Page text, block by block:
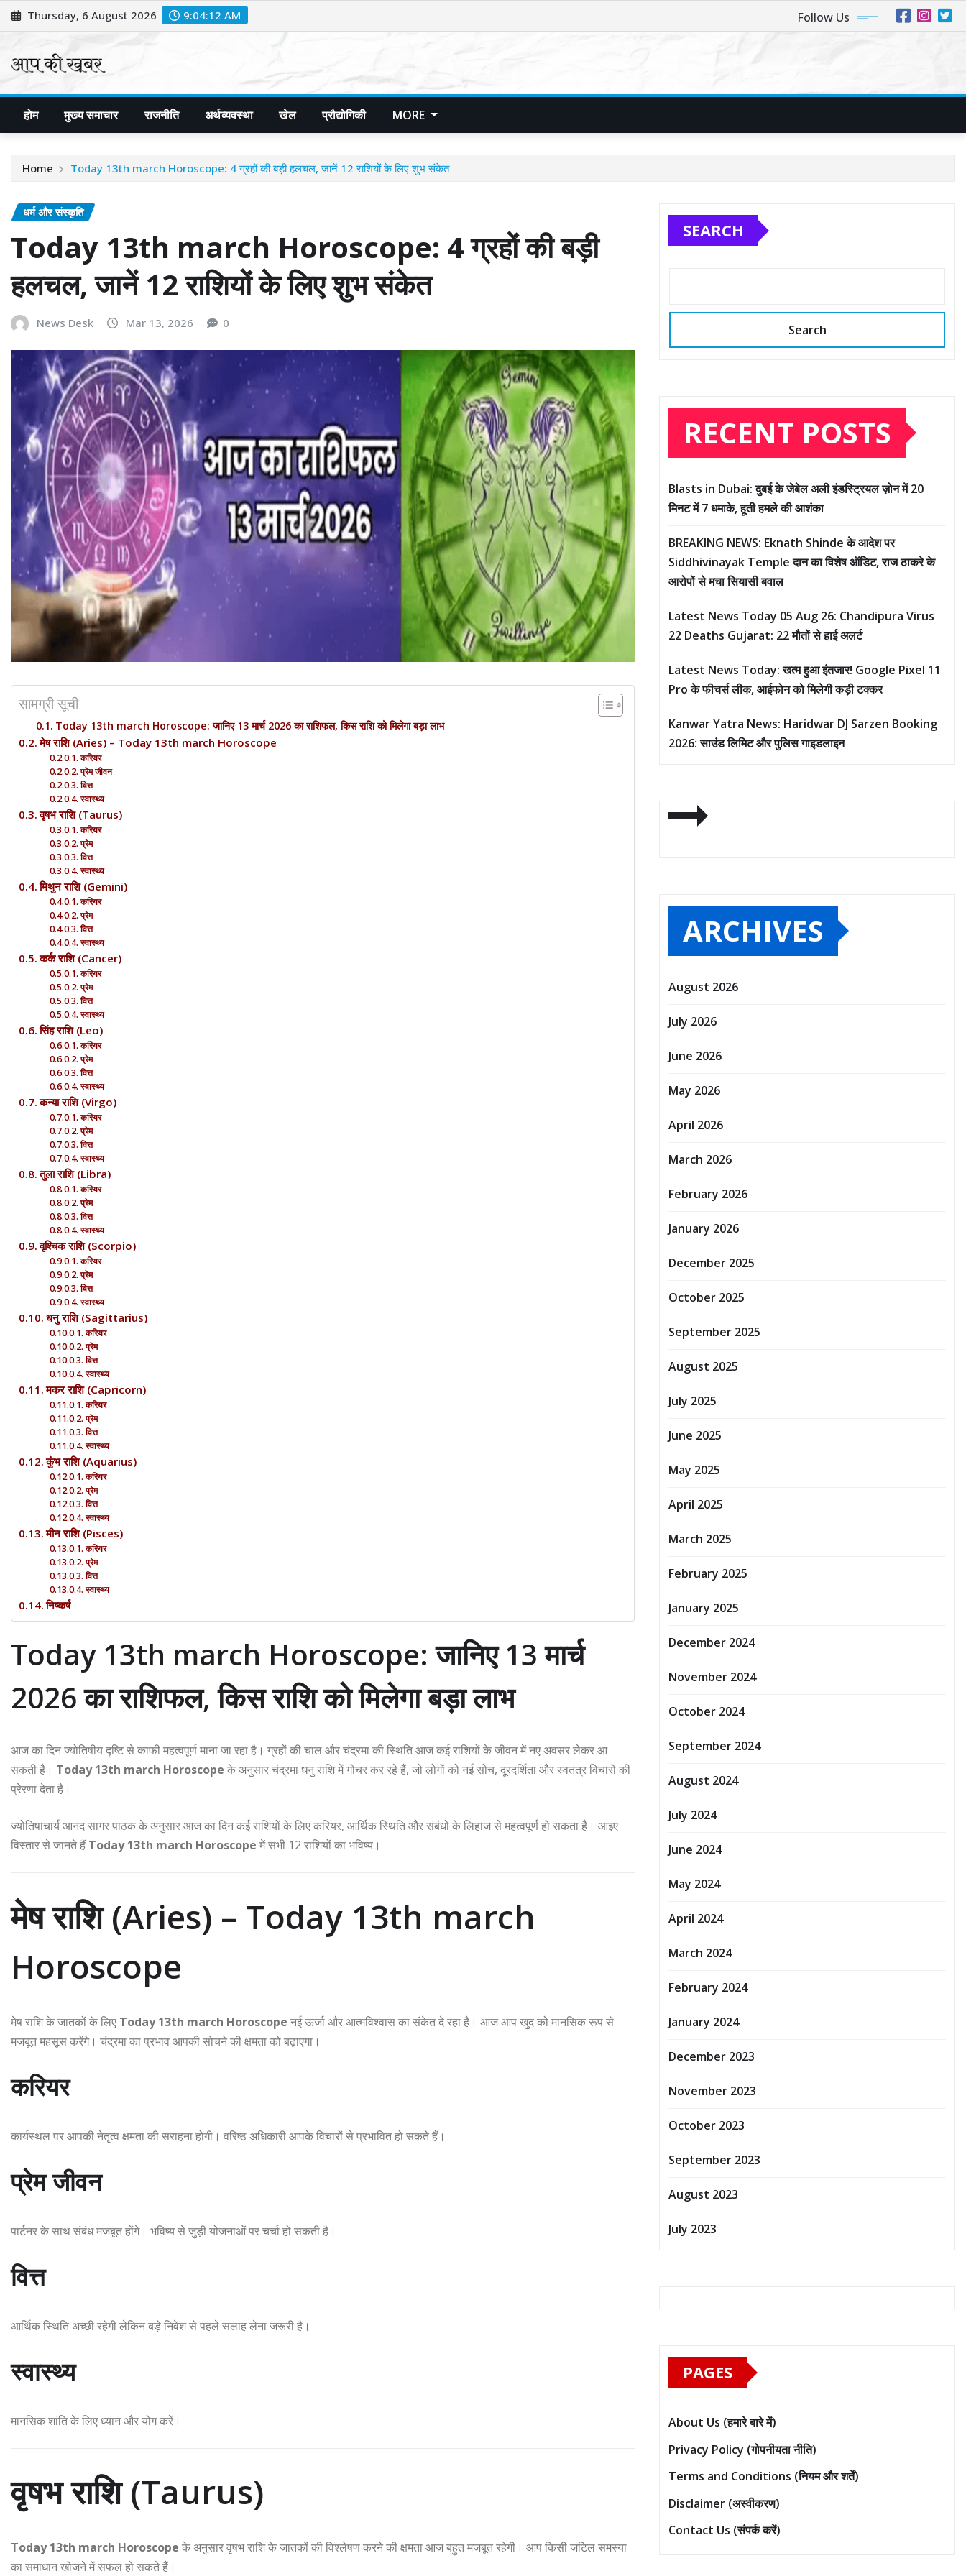
Skip
to
Thursday, 6 August 2026 9:04:14 AM Follow Us
होम मुख्य समाचार राजनीति अर्थव्यवस्था खेल प्रौद्योगिकी MORE
Home Today 13th march Horoscope: 4 ग्रहों की बड़ी हलचल, जानें 12 राशियों के लिए शुभ संकेत
धर्म और संस्कृति
Today 13th march Horoscope: 4 ग्रहों की बड़ी
हलचल, जानें 12 राशियों के लिए शुभ संकेत
News Desk Mar 13, 2026 0
सामग्री सूची
Today 13th march Horoscope: जानिए 13 मार्च 2026 का राशिफल, किस राशि को मिलेगा बड़ा लाभ
मेष राशि (Aries) – Today 13th march Horoscope
करियर
प्रेम जीवन
वित्त
स्वास्थ्य
वृषभ राशि (Taurus)
करियर
प्रेम
वित्त
स्वास्थ्य
मिथुन राशि (Gemini)
करियर
प्रेम
वित्त
स्वास्थ्य
कर्क राशि (Cancer)
करियर
प्रेम
वित्त
स्वास्थ्य
सिंह राशि (Leo)
करियर
प्रेम
वित्त
स्वास्थ्य
कन्या राशि (Virgo)
करियर
प्रेम
वित्त
स्वास्थ्य
तुला राशि (Libra)
करियर
प्रेम
वित्त
स्वास्थ्य
वृश्चिक राशि (Scorpio)
करियर
प्रेम
वित्त
स्वास्थ्य
धनु राशि (Sagittarius)
करियर
प्रेम
वित्त
स्वास्थ्य
मकर राशि (Capricorn)
करियर
प्रेम
वित्त
स्वास्थ्य
कुंभ राशि (Aquarius)
करियर
प्रेम
वित्त
स्वास्थ्य
मीन राशि (Pisces)
करियर
प्रेम
वित्त
स्वास्थ्य
निष्कर्ष
Today 13th march Horoscope: जानिए 13 मार्च
2026 का राशिफल, किस राशि को मिलेगा बड़ा लाभ
आज का दिन ज्योतिषीय दृष्टि से काफी महत्वपूर्ण माना जा रहा है। ग्रहों की चाल और चंद्रमा की स्थिति आज कई राशियों के जीवन में नए अवसर लेकर आ
सकती है। Today 13th march Horoscope के अनुसार चंद्रमा धनु राशि में गोचर कर रहे हैं, जो लोगों को नई सोच, दूरदर्शिता और स्वतंत्र विचारों की
प्रेरणा देता है।
ज्योतिषाचार्य आनंद सागर पाठक के अनुसार आज का दिन कई राशियों के लिए करियर, आर्थिक स्थिति और संबंधों के लिहाज से महत्वपूर्ण हो सकता है। आइए
विस्तार से जानते हैंToday 13th march Horoscope में सभी 12 राशियों का भविष्य।
मेष राशि (Aries) – Today 13th march
Horoscope
मेष राशि के जातकों के लिए Today 13th march Horoscope नई ऊर्जा और आत्मविश्वास का संकेत दे रहा है। आज आप खुद को मानसिक रूप से
मजबूत महसूस करेंगे। चंद्रमा का प्रभाव आपकी सोचने की क्षमता को बढ़ाएगा।
करियर
कार्यस्थल पर आपकी नेतृत्व क्षमता की सराहना होगी। वरिष्ठ अधिकारी आपके विचारों से प्रभावित हो सकते हैं।
प्रेम जीवन
पार्टनर के साथ संबंध मजबूत होंगे। भविष्य से जुड़ी योजनाओं पर चर्चा हो सकती है।
वित्त
आर्थिक स्थिति अच्छी रहेगी लेकिन बड़े निवेश से पहले सलाह लेना जरूरी है।
स्वास्थ्य
मानसिक शांति के लिए ध्यान और योग करें।
वृषभ राशि (Taurus)
Today 13th march Horoscope के अनुसार वृषभ राशि के जातकों की विश्लेषण करने की क्षमता आज बहुत मजबूत रहेगी। आप किसी जटिल समस्या
का समाधान खोजने में सफल हो सकते हैं।
SEARCH
Search
RECENT POSTS
Blasts in Dubai: दुबई के जेबेल अली इंडस्ट्रियल ज़ोन में 20
मिनट में 7 धमाके, हूती हमले की आशंका
BREAKING NEWS: Eknath Shinde के आदेश पर
Siddhivinayak Temple दान का विशेष ऑडिट, राज ठाकरे के
आरोपों से मचा सियासी बवाल
Latest News Today 05 Aug 26: Chandipura Virus
22 Deaths Gujarat: 22 मौतों से हाई अलर्ट
Latest News Today: खत्म हुआ इंतजार! Google Pixel 11
Pro के फीचर्स लीक, आईफोन को मिलेगी कड़ी टक्कर
Kanwar Yatra News: Haridwar DJ Sarzen Booking
2026: साउंड लिमिट और पुलिस गाइडलाइन
ARCHIVES
August 2026
July 2026
June 2026
May 2026
April 2026
March 2026
February 2026
January 2026
December 2025
October 2025
September 2025
August 2025
July 2025
June 2025
May 2025
April 2025
March 2025
February 2025
January 2025
December 2024
November 2024
October 2024
September 2024
August 2024
July 2024
June 2024
May 2024
April 2024
March 2024
February 2024
January 2024
December 2023
November 2023
October 2023
September 2023
August 2023
July 2023
PAGES
About Us (हमारे बारे में)
Privacy Policy (गोपनीयता नीति)
Terms and Conditions (नियम और शर्तें)
Disclaimer (अस्वीकरण)
Contact Us (संपर्क करें)